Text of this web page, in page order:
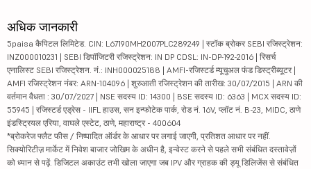
अधिक जानकारी
5paisa कैपिटल लिमिटेड. CIN: L67190MH2007PLC289249 | स्टॉक ब्रोकर SEBI रजिस्ट्रेशन:
INZ000010231 | SEBI डिपॉजिटरी रजिस्ट्रेशन: IN DP CDSL: IN-DP-192-2016 | रिसर्च
एनालिस्ट SEBI रजिस्ट्रेशन. नं.: INH000025188 | AMFI-रजिस्टर्ड म्यूचुअल फंड डिस्ट्रीब्यूटर |
AMFI रजिस्ट्रेशन नंबर: ARN-104096 | शुरुआती रजिस्ट्रेशन की तारीख: 30/07/2015 | ARN की
वर्तमान वैधता : 30/07/2027 | NSE सदस्य ID: 14300 | BSE सदस्य ID: 6363 | MCX सदस्य ID:
55945 | रजिस्टर्ड एड्रेस - IIFL हाउस, सन इन्फोटेक पार्क, रोड नं. 16V, प्लॉट नं. B-23, MIDC, ठाणे
इंडस्ट्रियल एरिया, वाघले एस्टेट, ठाणे, महाराष्ट्र - 400604
*ब्रोकरेज फ्लैट फीस / निष्पादित ऑर्डर के आधार पर लगाई जाएगी, प्रतिशत आधार पर नहीं.
सिक्योरिटीज़ मार्केट में निवेश बाजार जोखिम के अधीन है, इन्वेस्ट करने से पहले सभी संबंधित दस्तावेज़ों
को ध्यान से पढ़ें. डिजिटल अकाउंट तभी खोला जाएगा जब IPV और ग्राहक की ड्यू डिलिजेंस से संबंधित